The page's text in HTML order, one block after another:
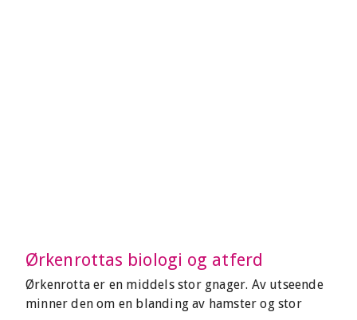
Ørkenrottas biologi og atferd
Ørkenrotta er en middels stor gnager. Av utseende
minner den om en blanding av hamster og stor